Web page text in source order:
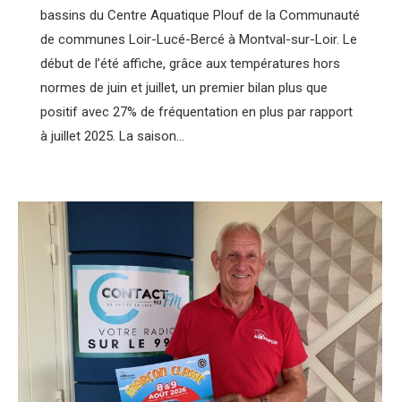
bassins du Centre Aquatique Plouf de la Communauté
de communes Loir-Lucé-Bercé à Montval-sur-Loir. Le
début de l’été affiche, grâce aux températures hors
normes de juin et juillet, un premier bilan plus que
positif avec 27% de fréquentation en plus par rapport
à juillet 2025. La saison…